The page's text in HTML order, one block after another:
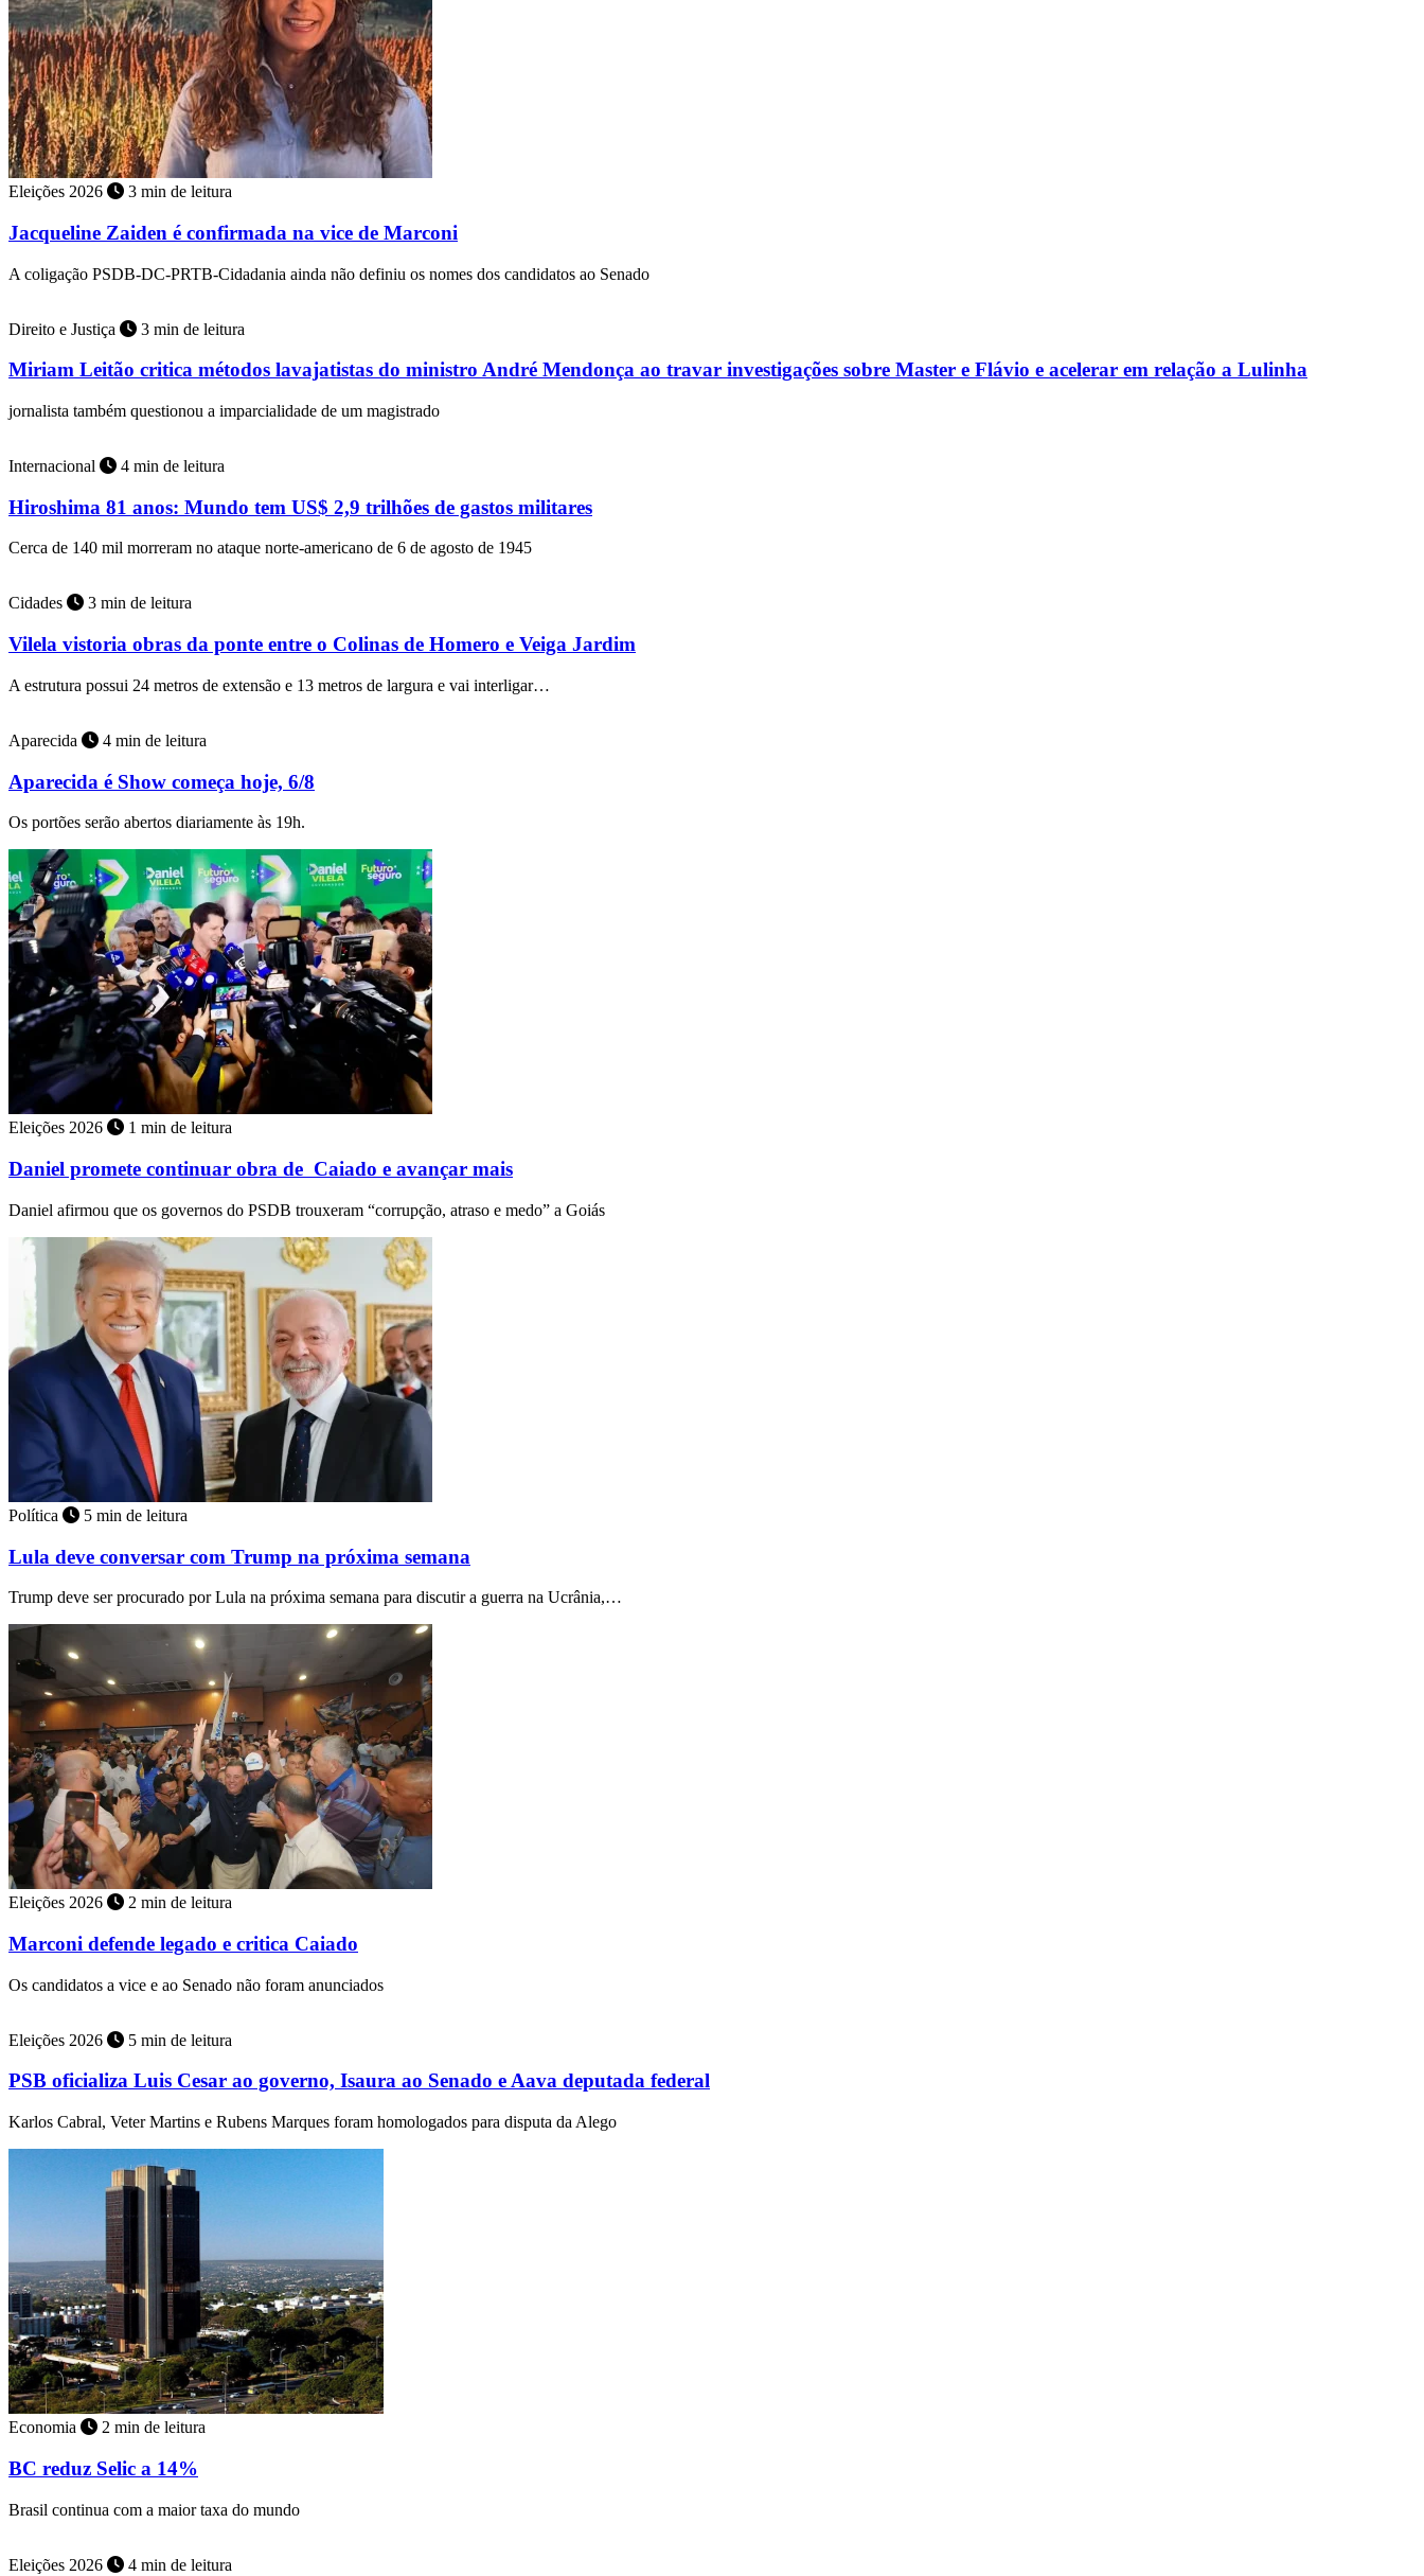
Eleições 2026 3 min de leitura
Jacqueline Zaiden é confirmada na vice de Marconi
A coligação PSDB-DC-PRTB-Cidadania ainda não definiu os nomes dos candidatos ao Senado
Direito e Justiça 3 min de leitura
Miriam Leitão critica métodos lavajatistas do ministro André Mendonça ao travar investigações sobre Master e Flávio e acelerar em relação a Lulinha
jornalista também questionou a imparcialidade de um magistrado
Internacional 4 min de leitura
Hiroshima 81 anos: Mundo tem US$ 2,9 trilhões de gastos militares
Cerca de 140 mil morreram no ataque norte-americano de 6 de agosto de 1945
Cidades 3 min de leitura
Vilela vistoria obras da ponte entre o Colinas de Homero e Veiga Jardim
A estrutura possui 24 metros de extensão e 13 metros de largura e vai interligar…
Aparecida 4 min de leitura
Aparecida é Show começa hoje, 6/8
Os portões serão abertos diariamente às 19h.
Eleições 2026 1 min de leitura
Daniel promete continuar obra de Caiado e avançar mais
Daniel afirmou que os governos do PSDB trouxeram “corrupção, atraso e medo” a Goiás
Política 5 min de leitura
Lula deve conversar com Trump na próxima semana
Trump deve ser procurado por Lula na próxima semana para discutir a guerra na Ucrânia,…
Eleições 2026 2 min de leitura
Marconi defende legado e critica Caiado
Os candidatos a vice e ao Senado não foram anunciados
Eleições 2026 5 min de leitura
PSB oficializa Luis Cesar ao governo, Isaura ao Senado e Aava deputada federal
Karlos Cabral, Veter Martins e Rubens Marques foram homologados para disputa da Alego
Economia 2 min de leitura
BC reduz Selic a 14%
Brasil continua com a maior taxa do mundo
Eleições 2026 4 min de leitura